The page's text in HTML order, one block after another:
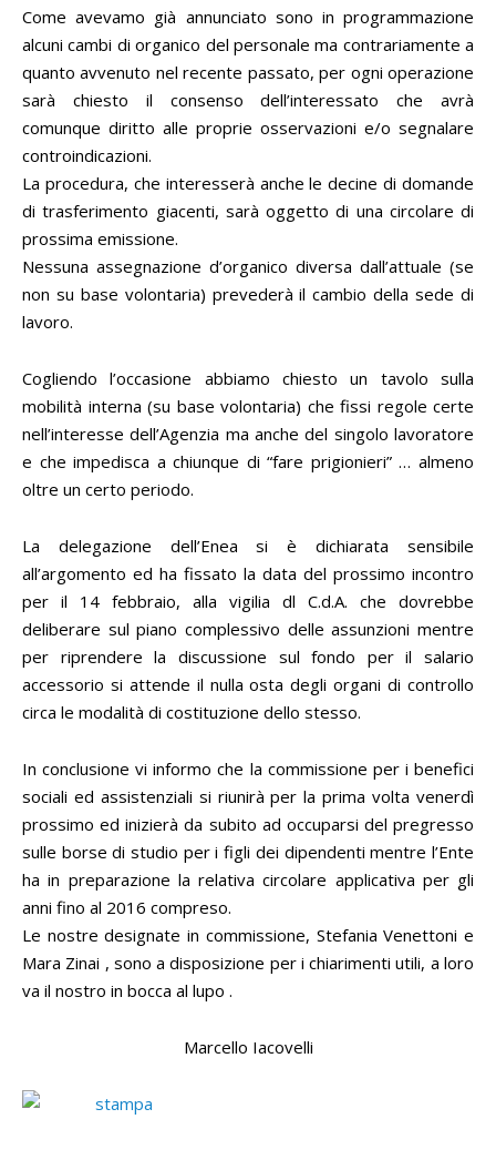
Come avevamo già annunciato sono in programmazione
alcuni cambi di organico del personale ma contrariamente a
quanto avvenuto nel recente passato, per ogni operazione
sarà chiesto il consenso dell’interessato che avrà
comunque diritto alle proprie osservazioni e/o segnalare
controindicazioni.
La procedura, che interesserà anche le decine di domande
di trasferimento giacenti, sarà oggetto di una circolare di
prossima emissione.
Nessuna assegnazione d’organico diversa dall’attuale (se
non su base volontaria) prevederà il cambio della sede di
lavoro.
Cogliendo l’occasione abbiamo chiesto un tavolo sulla
mobilità interna (su base volontaria) che fissi regole certe
nell’interesse dell’Agenzia ma anche del singolo lavoratore
e che impedisca a chiunque di “fare prigionieri” … almeno
oltre un certo periodo.
La delegazione dell’Enea si è dichiarata sensibile
all’argomento ed ha fissato la data del prossimo incontro
per il 14 febbraio, alla vigilia dl C.d.A. che dovrebbe
deliberare sul piano complessivo delle assunzioni mentre
per riprendere la discussione sul fondo per il salario
accessorio si attende il nulla osta degli organi di controllo
circa le modalità di costituzione dello stesso.
In conclusione vi informo che la commissione per i benefici
sociali ed assistenziali si riunirà per la prima volta venerdì
prossimo ed inizierà da subito ad occuparsi del pregresso
sulle borse di studio per i figli dei dipendenti mentre l’Ente
ha in preparazione la relativa circolare applicativa per gli
anni fino al 2016 compreso.
Le nostre designate in commissione, Stefania Venettoni e
Mara Zinai , sono a disposizione per i chiarimenti utili, a loro
va il nostro in bocca al lupo .
Marcello Iacovelli